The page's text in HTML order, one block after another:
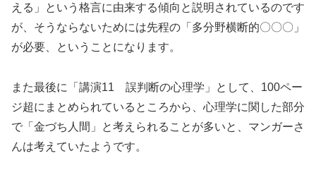
える」という格言に由来する傾向と説明されているのです
が、そうならないためには先程の「多分野横断的〇〇〇」
が必要、ということになります。
また最後に「講演11 誤判断の心理学」として、100ペー
ジ超にまとめられているところから、心理学に関した部分
で「金づち人間」と考えられることが多いと、マンガーさ
んは考えていたようです。